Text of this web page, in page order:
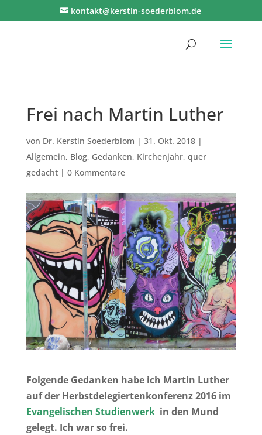
kontakt@kerstin-soederblom.de
Frei nach Martin Luther
von Dr. Kerstin Soederblom | 31. Okt. 2018|
Allgemein, Blog, Gedanken, Kirchenjahr, quer
gedacht| 0 Kommentare
Folgende Gedanken habe ich Martin Luther
auf der Herbstdelegiertenkonferenz 2016 im
Evangelischen Studienwerkin den Mund
gelegt. Ich war so frei.